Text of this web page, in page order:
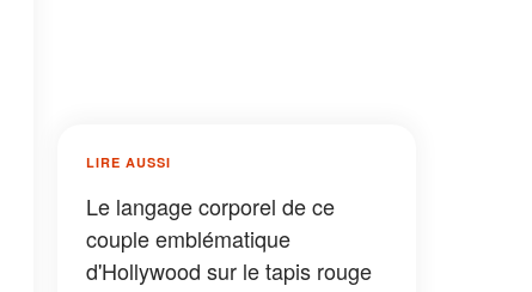
LIRE AUSSI
Le langage corporel de ce
couple emblématique
d'Hollywood sur le tapis rouge